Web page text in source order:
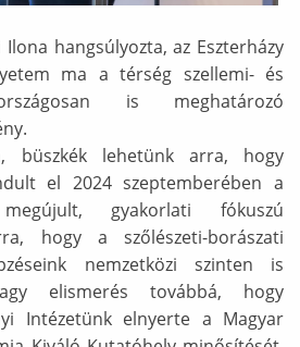
hangsúlyozta, az Eszterházy
ma a térség szellemi- és
is meghatározó
büszkék lehetünk arra, hogy
el 2024 szeptemberében a
megújult, gyakorlati fókuszú
hogy a szőlészeti-borászati
nemzetközi szinten is
elismerés továbbá, hogy
Intézetünk elnyerte a Magyar